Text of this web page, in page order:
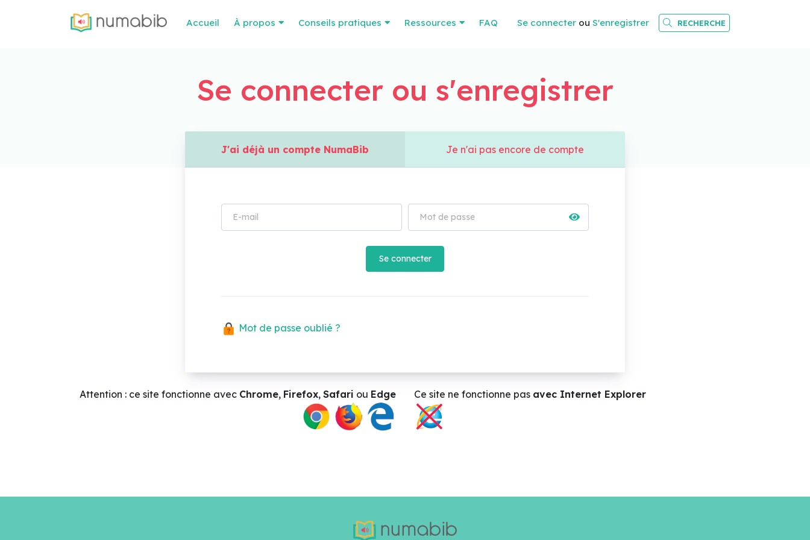
Accueil À propos Conseils pratiques Ressources FAQ Se connecter ou S'enregistrer RECHERCHE
Se connecter ou s'enregistrer
J'ai déjà un compte NumaBib Je n'ai pas encore de compte
Se connecter
Mot de passe oublié ?
Attention : ce site fonctionne avec Chrome, Firefox, Safari ou Edge Ce site ne fonctionne pas avec Internet Explorer